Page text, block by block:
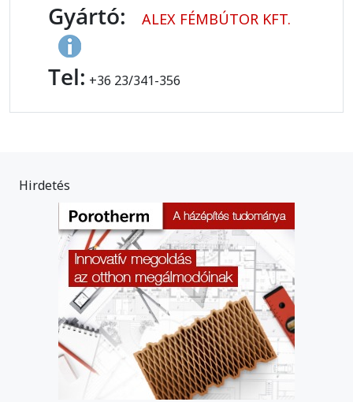
Gyártó: ALEX FÉMBÚTOR KFT.
Tel: +36 23/341-356
Hirdetés